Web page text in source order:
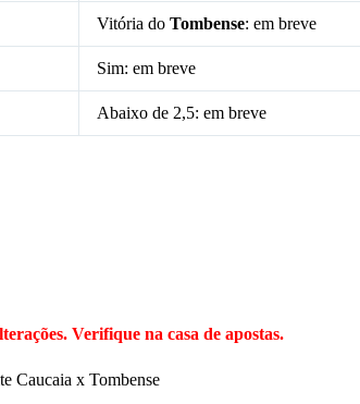
Vitória do Tombense: em breve
Sim: em breve
Abaixo de 2,5: em breve
Verifique na casa de apostas.
Caucaia x Tombense